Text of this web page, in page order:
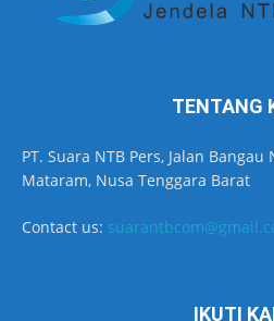
TENTANG
PT. Suara NTB Pers, Jalan
Mataram, Nusa Tenggara Barat
Contact us:
IKUTI